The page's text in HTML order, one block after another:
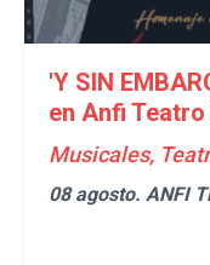
'Y SIN
en Anfi
Musicales,
08 agosto. ANFI